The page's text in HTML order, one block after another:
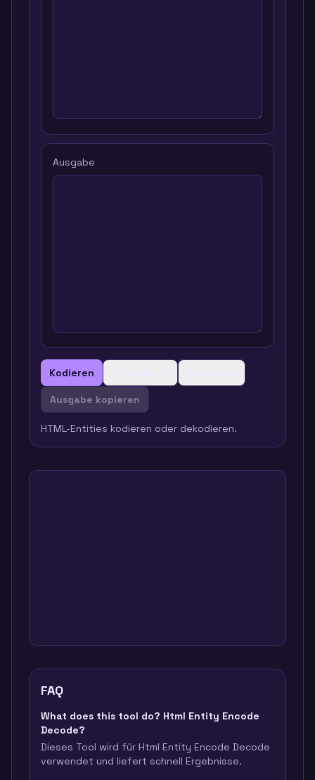
Ausgabe
Kodieren
Ausgabe kopieren
HTML-Entities kodieren oder dekodieren.
FAQ
What does this tool do? Html Entity Encode
Decode?
Dieses Tool wird für Html Entity Encode Decode
verwendet und liefert schnell Ergebnisse.